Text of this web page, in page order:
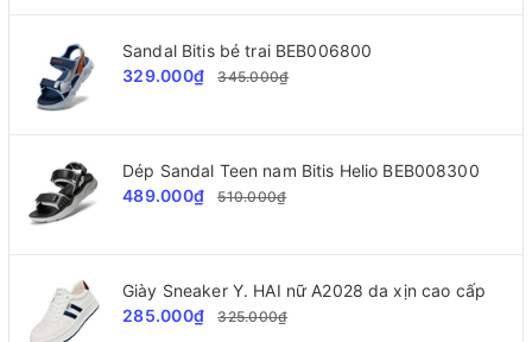
Sandal Bitis bé trai BEB006800
329.000₫
345.000₫
Dép Sandal Teen nam Bitis Helio BEB008300
489.000₫
510.000₫
Giày Sneaker Y. HAI nữ A2028 da xịn cao cấp
285.000₫
325.000₫